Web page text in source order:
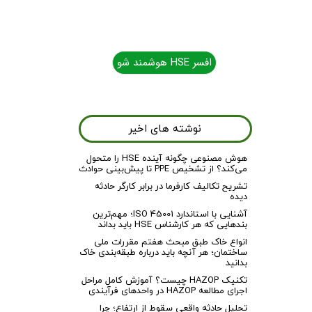
هوش مصنوعی چگونه آینده HSE را متحول
می‌کند؟ از تشخیص PPE تا پیش‌بینی حوادث
تشریح تکالیف کارفرما در برابر کارگر حادثه
دیده
آشنایی با استاندارد ISO 45001؛ مهم‌ترین
بندهایی که هر کارشناس HSE باید بداند
انواع خاک طبق مبحث هفتم مقررات ملی
ساختمان؛ هر آنچه باید درباره طبقه‌بندی خاک
بدانید
تکنیک HAZOP چیست؟ آموزش کامل مراحل
اجرای مطالعه HAZOP در واحدهای فرآیندی
نوشته های اخیر
افسر HSE هوشمند شو